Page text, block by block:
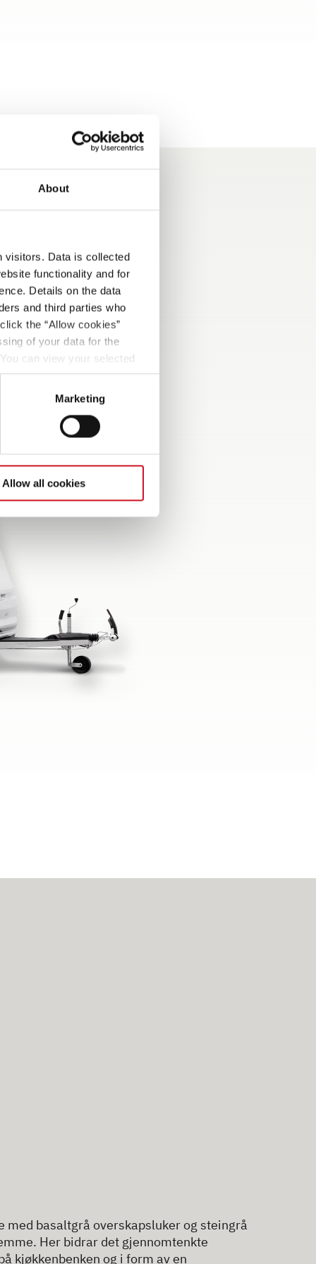
About
visitors. Data is collected
functionality and for
Details on the data
and third parties who
the “Allow cookies”
of your data for the
can view your selected
at the bottom left of
Marketing
Allow all cookies
basaltgrå overskapsluker og steingrå
Her bidrar det gjennomtenkte
kjøkkenbenken og i form av en